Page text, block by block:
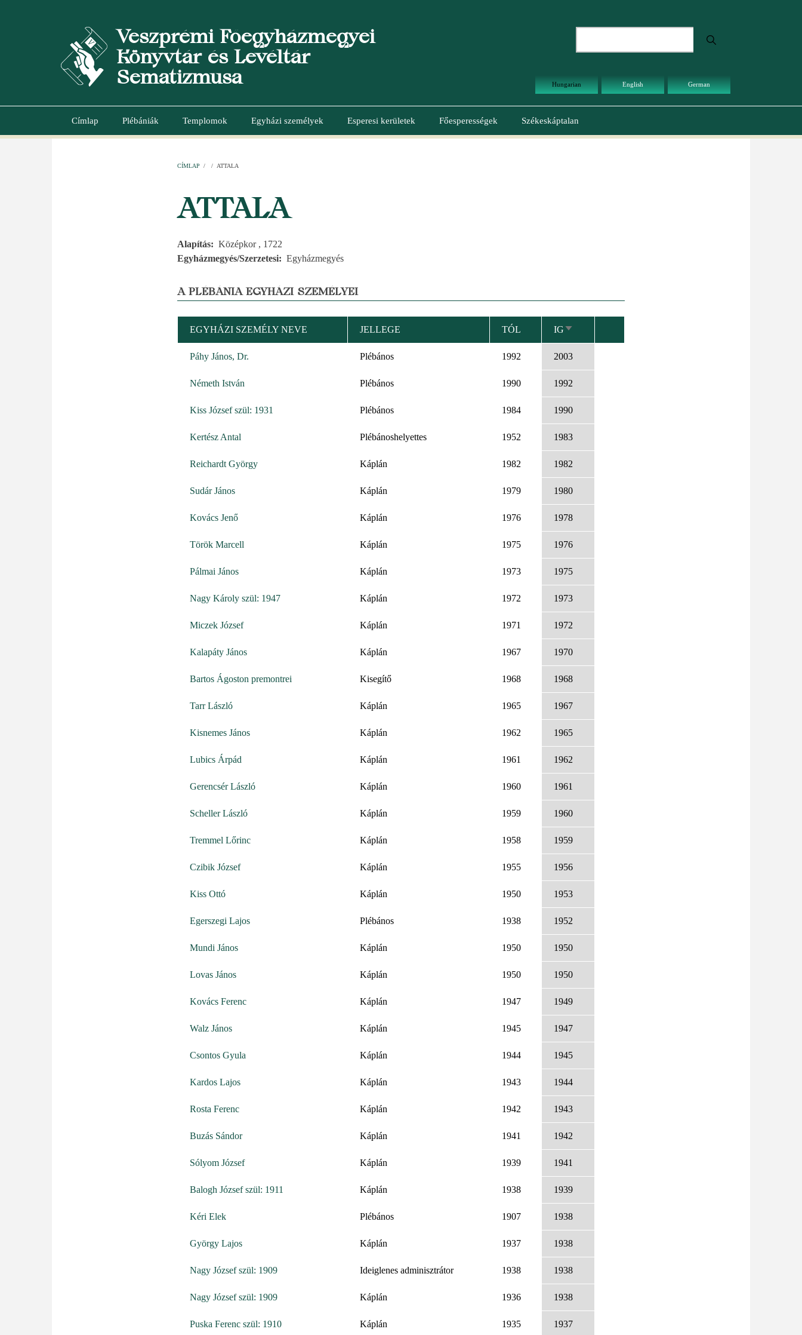
Veszprémi Főegyházmegyei
Könyvtár és Levéltár
Sematizmusa
Hungarian English German
Main
Címlap Plébániák Templomok Egyházi személyek Esperesi kerületek Főesperességek Székeskáptalan
CÍMLAP / / ATTALA
ATTALA
Alapítás
Középkor , 1722
Egyházmegyés/Szerzetesi
Egyházmegyés
A PLÉBÁNIA EGYHÁZI SZEMÉLYEI
EGYHÁZI SZEMÉLY NEVE JELLEGE TÓL IGNÖVEKVŐ
RENDEZÉS
Páhy János, Dr.
Plébános 1992 2003
Németh István Plébános 1990 1992
Kiss József szül: 1931 Plébános 1984 1990
Kertész Antal Plébánoshelyettes 1952 1983
Reichardt György Káplán 1982 1982
Sudár János Káplán 1979 1980
Kovács Jenő Káplán 1976 1978
Török Marcell Káplán 1975 1976
Pálmai János Káplán 1973 1975
Nagy Károly szül: 1947 Káplán 1972 1973
Miczek József Káplán 1971 1972
Kalapáty János Káplán 1967 1970
Bartos Ágoston premontrei Kisegítő 1968 1968
Tarr László Káplán 1965 1967
Kisnemes János Káplán 1962 1965
Lubics Árpád Káplán 1961 1962
Gerencsér László Káplán 1960 1961
Scheller László Káplán 1959 1960
Tremmel Lőrinc Káplán 1958 1959
Czibik József Káplán 1955 1956
Kiss Ottó Káplán 1950 1953
Egerszegi Lajos Plébános 1938 1952
Mundi János Káplán 1950 1950
Lovas János Káplán 1950 1950
Kovács Ferenc Káplán 1947 1949
Walz János Káplán 1945 1947
Csontos Gyula Káplán 1944 1945
Kardos Lajos Káplán 1943 1944
Rosta Ferenc Káplán 1942 1943
Buzás Sándor Káplán 1941 1942
Sólyom József Káplán 1939 1941
Balogh József szül: 1911 Káplán 1938 1939
Kéri Elek Plébános 1907 1938
György Lajos Káplán 1937 1938
Nagy József szül: 1909 Ideiglenes adminisztrátor 1938 1938
Nagy József szül: 1909 Káplán 1936 1938
Puska Ferenc szül: 1910 Káplán 1935 1937